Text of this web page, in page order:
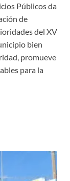
Públicos da
de
del XV
bien
promueve
para la